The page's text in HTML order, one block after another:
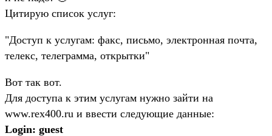
Цитирую список услуг:
"Доступ к услугам: факс, письмо, электронная почта,
телекс, телеграмма, открытки"
Вот так вот.
Для доступа к этим услугам нужно зайти на
www.rex400.ru и ввести следующие данные:
Login: guest